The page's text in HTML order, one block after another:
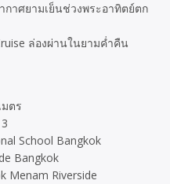
าศยามเย็นช่วงพระอาทิตย์ตก
ล่องผ่านในยามค่ำคืน
ตร
School Bangkok
Bangkok
Menam Riverside